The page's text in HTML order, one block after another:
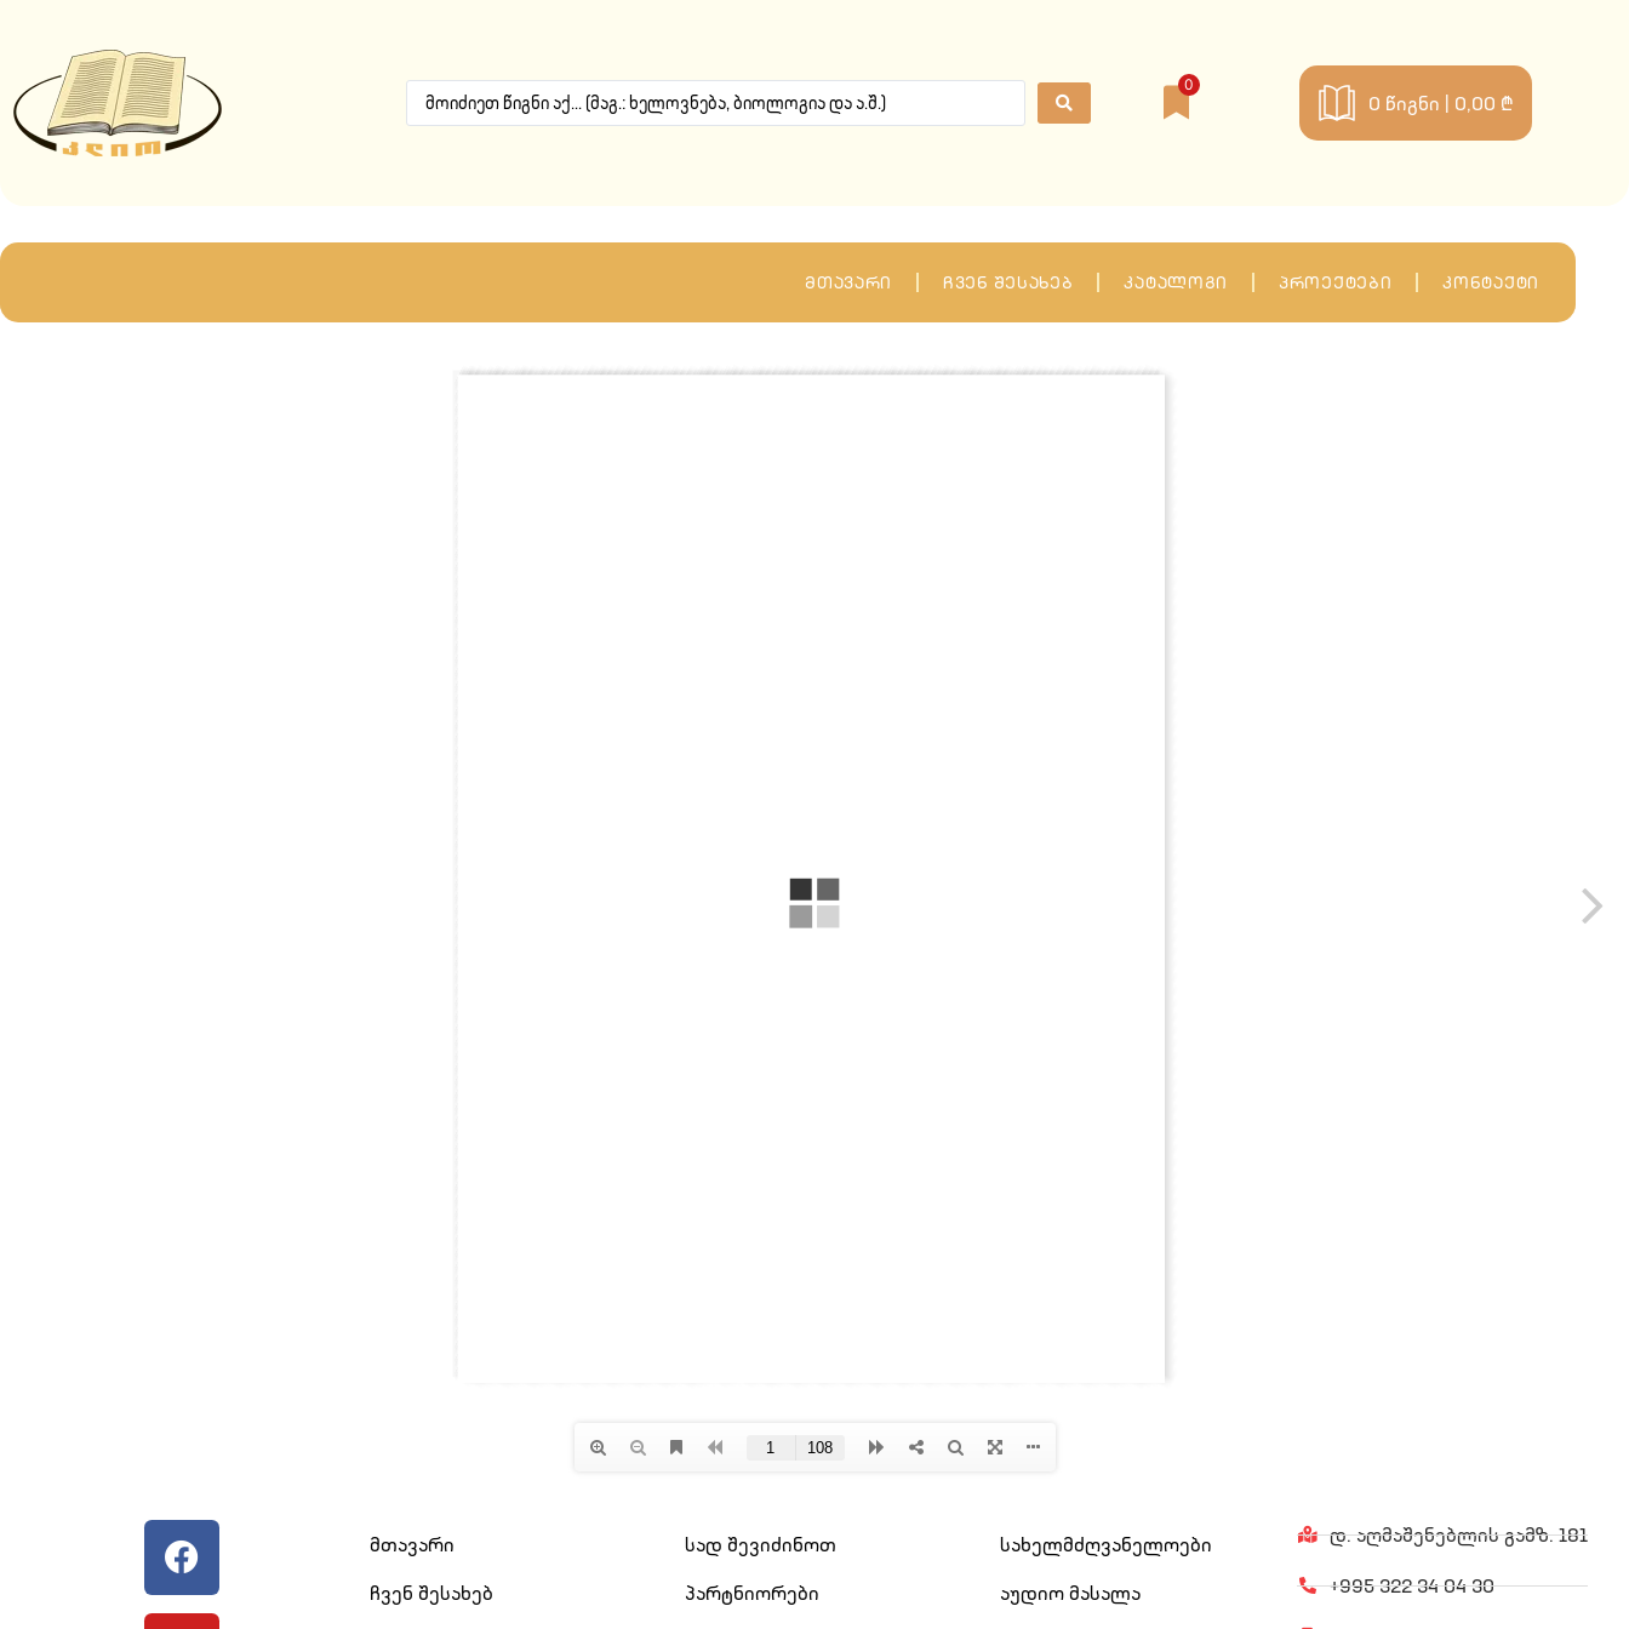
0
0 წიგნი | 0,00 ₾
მთავარი ჩვენ შესახებ კატალოგი პროექტები კონტაქტი
მთავარი
ჩვენ შესახებ
სად შევიძინოთ
პარტნიორები
სახელმძღვანელოები
აუდიო მასალა
დ. აღმაშენებლის გამზ. 181
+995 322 34 04 30